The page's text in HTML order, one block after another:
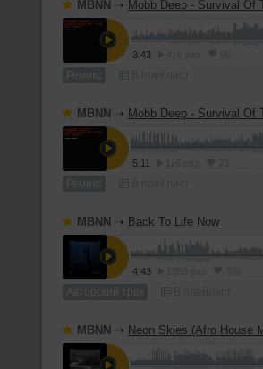
MBNN ➝ Mobb Deep - Survival Of
3:43
Ремикс
MBNN ➝ Mobb Deep - Survival Of
5:11
Ремикс
MBNN ➝ Back To Life Now
4:43
Авторский трек
MBNN ➝ Neon Skies (Afro House